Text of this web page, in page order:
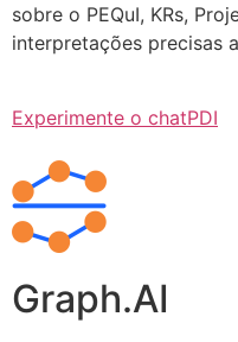
sobre o PEQuI, KRs,
interpretações precisas
Experimente o chatPDI
Graph.AI